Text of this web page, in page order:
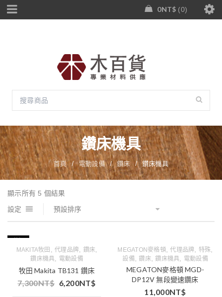
0NT$ 0
鑽床機具
首頁 / 電動設備 / 鑽床 / 鑽床機具
顯示所有 5 個結果
設定
預設排序
MAKITA牧田 ,代理品牌 鑽床
鑽床機具 電動設備
牧田 Makita TB131 鑽床
7,300NT$ 6,200NT$
MEGATON麥格頓,代理品牌 特殊
設備,鑽床,鑽床機具 電動設備
MEGATON麥格頓 MGD-
DP12V 無段變速鑽床
11,000NT$